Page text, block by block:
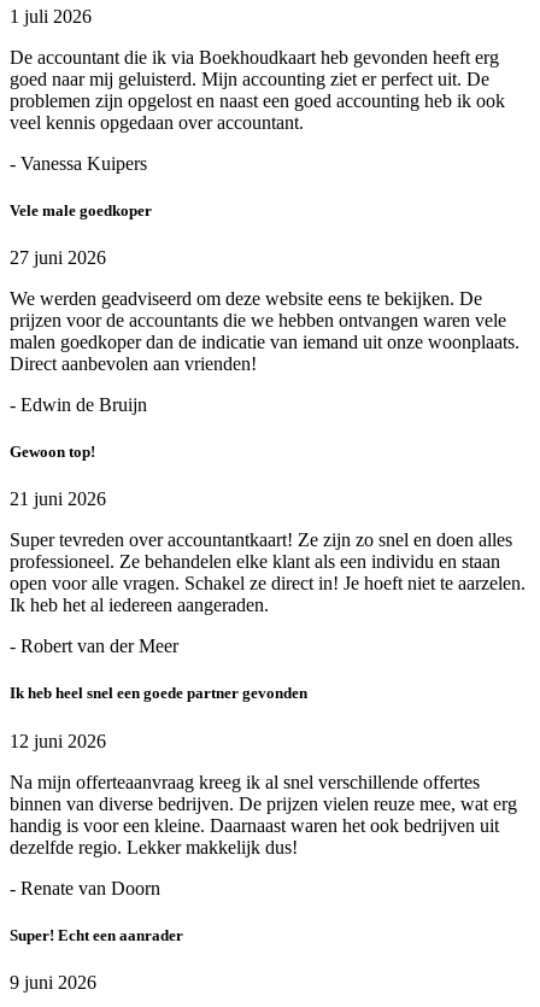
1 juli 2026
De accountant die ik via Boekhoudkaart heb gevonden heeft erg
goed naar mij geluisterd. Mijn accounting ziet er perfect uit. De
problemen zijn opgelost en naast een goed accounting heb ik ook
veel kennis opgedaan over accountant.
- Vanessa Kuipers
Vele male goedkoper
27 juni 2026
We werden geadviseerd om deze website eens te bekijken. De
prijzen voor de accountants die we hebben ontvangen waren vele
malen goedkoper dan de indicatie van iemand uit onze woonplaats.
Direct aanbevolen aan vrienden!
- Edwin de Bruijn
Gewoon top!
21 juni 2026
Super tevreden over accountantkaart! Ze zijn zo snel en doen alles
professioneel. Ze behandelen elke klant als een individu en staan
open voor alle vragen. Schakel ze direct in! Je hoeft niet te aarzelen.
Ik heb het al iedereen aangeraden.
- Robert van der Meer
Ik heb heel snel een goede partner gevonden
12 juni 2026
Na mijn offerteaanvraag kreeg ik al snel verschillende offertes
binnen van diverse bedrijven. De prijzen vielen reuze mee, wat erg
handig is voor een kleine. Daarnaast waren het ook bedrijven uit
dezelfde regio. Lekker makkelijk dus!
- Renate van Doorn
Super! Echt een aanrader
9 juni 2026